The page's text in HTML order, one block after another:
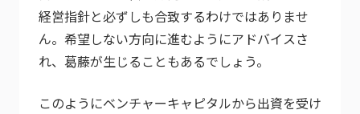
経営指針と必ずしも合致するわけではありませ
ん。希望しない方向に進むようにアドバイスさ
れ、葛藤が生じることもあるでしょう。
このようにベンチャーキャピタルから出資を受け